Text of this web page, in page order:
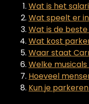
Wat is het
Wat speelt er
Wat is de
Wat kost
Waar staat
Welke
Hoeveel
Kun je